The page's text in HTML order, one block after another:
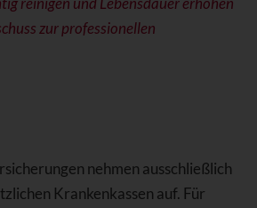
zur professionellen
nehmen ausschließlich
Krankenkassen auf. Für